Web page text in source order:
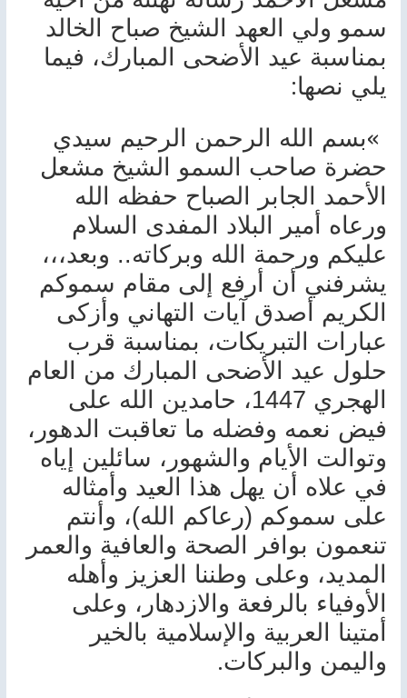
سمو ولي العهد الشيخ صباح الخالد
بمناسبة عيد الأضحى المبارك، فيما
يلي نصها:
«بسم الله الرحمن الرحيم سيدي
حضرة صاحب السمو الشيخ مشعل
الأحمد الجابر الصباح حفظه الله
ورعاه أمير البلاد المفدى السلام
عليكم ورحمة الله وبركاته.. وبعد،،،
يشرفني أن أرفع إلى مقام سموكم
الكريم أصدق آيات التهاني وأزكى
عبارات التبريكات، بمناسبة قرب
حلول عيد الأضحى المبارك من العام
الهجري 1447، حامدين الله على
فيض نعمه وفضله ما تعاقبت الدهور،
وتوالت الأيام والشهور، سائلين إياه
في علاه أن يهل هذا العيد وأمثاله
على سموكم (رعاكم الله)، وأنتم
تنعمون بوافر الصحة والعافية والعمر
المديد، وعلى وطننا العزيز وأهله
الأوفياء بالرفعة والازدهار، وعلى
أمتينا العربية والإسلامية بالخير
واليمن والبركات.